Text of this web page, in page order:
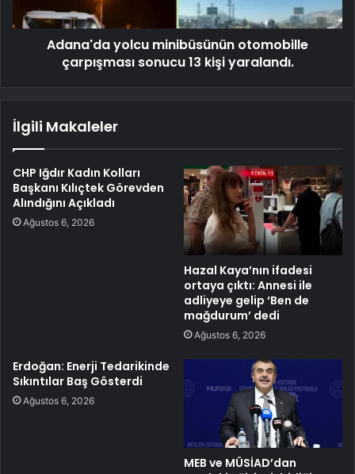
Adana'da yolcu minibüsünün otomobille
çarpışması sonucu 13 kişi yaralandı.
İlgili Makaleler
CHP Iğdır Kadın Kolları
Başkanı Kılıçtek Görevden
Alındığını Açıkladı
Ağustos 6, 2026
Hazal Kaya’nın ifadesi
ortaya çıktı: Annesi ile
adliyeye gelip ‘Ben de
mağdurum’ dedi
Ağustos 6, 2026
Erdoğan: Enerji Tedarikinde
Sıkıntılar Baş Gösterdi
Ağustos 6, 2026
MEB ve MÜSİAD’dan